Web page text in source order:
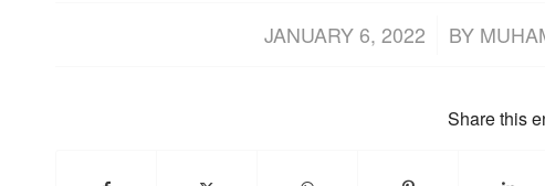
JANUARY 6, 2022
/ BY
Share this